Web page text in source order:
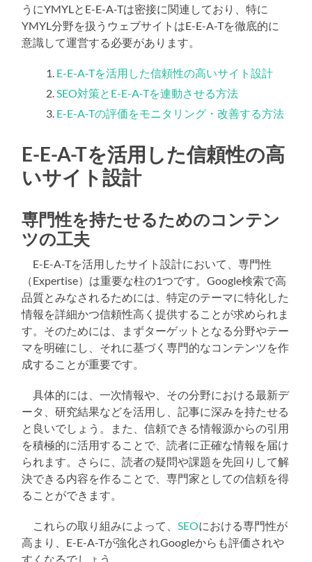
うにYMYLとE-E-A-Tは密接に関連しており、特に
YMYL分野を扱うウェブサイトはE-E-A-Tを徹底的に
意識して運営する必要があります。
E-E-A-Tを活用した信頼性の高いサイト設計
SEO対策とE-E-A-Tを連動させる方法
E-E-A-Tの評価をモニタリング・改善する方法
E-E-A-Tを活用した信頼性の高
いサイト設計
専門性を持たせるためのコンテン
ツの工夫
E-E-A-Tを活用したサイト設計において、専門性
（Expertise）は重要な柱の1つです。Google検索で高
品質とみなされるためには、特定のテーマに特化した
情報を詳細かつ信頼性高く提供することが求められま
す。そのためには、まずターゲットとなる分野やテー
マを明確にし、それに基づく専門的なコンテンツを作
成することが重要です。
具体的には、一次情報や、その分野における最新デ
ータ、研究結果などを活用し、記事に深みを持たせる
と良いでしょう。また、信頼できる情報源からの引用
を積極的に活用することで、読者に正確な情報を届け
られます。さらに、読者の疑問や課題を先回りして解
決できる内容を作ることで、専門家としての信頼を得
ることができます。
これらの取り組みによって、SEOにおける専門性が
高まり、E-E-A-Tが強化されGoogleからも評価されや
すくなるでしょう。